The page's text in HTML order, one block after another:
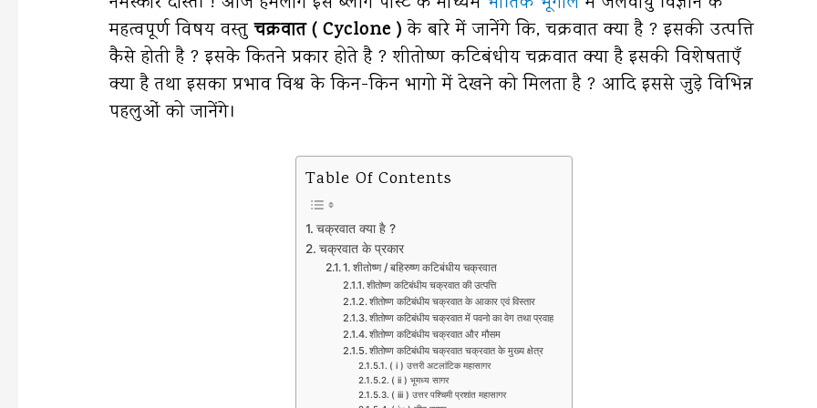
c
e
b
o
o
i
t
t
e
r
a
i
l
a
t
s
A
l
e
g
r
महत्वपूर्ण विषय वस्तु चक्रवात ( Cyclone )के बारे में जानेंगे कि, चक्रवात क्या है ? इसकी उत्पत्ति
कैसे होती है ? इसके कितने प्रकार होते है ? शीतोष्ण कटिबंधीय चक्रवात क्या है इसकी विशेषताएँ
क्या है तथा इसका प्रभाव विश्व के किन-किन भागो में देखने को मिलता है ? आदि इससे जुड़े विभिन्न
पहलुओं को जानेंगे।
Table Of Contents
चक्रवात क्या है ?
चक्रवात के प्रकार
1. शीतोष्ण / बहिरुष्ण कटिबंधीय चक्रवात
शीतोष्ण कटिबंधीय चक्रवात की उत्पत्ति
शीतोष्ण कटिबंधीय चक्रवात के आकार एवं विस्तार
शीतोष्ण कटिबंधीय चक्रवात में पवनो का वेग तथा प्रवाह
शीतोष्ण कटिबंधीय चक्रवात और मौसम
शीतोष्ण कटिबंधीय चक्रवात चक्रवात के मुख्य क्षेत्र
( i ) उत्तरी अटलांटिक महासागर
( ii ) भूमध्य सागर
( iii ) उत्तर पश्चिमी प्रशांत महासागर